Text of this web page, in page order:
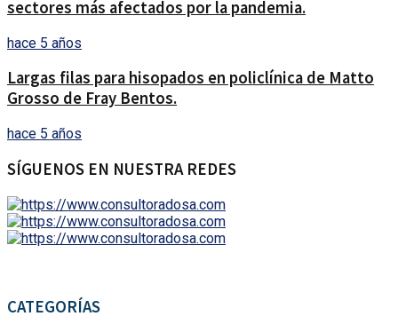
sectores más afectados por la pandemia.
hace 5 años
Largas filas para hisopados en policlínica de Matto
Grosso de Fray Bentos.
hace 5 años
SÍGUENOS EN NUESTRA REDES
CATEGORÍAS